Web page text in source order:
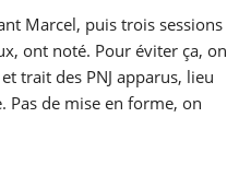
Marcel, puis trois sessions
ont noté. Pour éviter ça, on
trait des PNJ apparus, lieu
Pas de mise en forme, on